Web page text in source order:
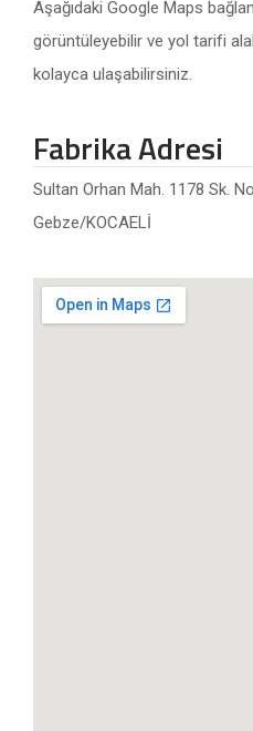
Aşağıdaki Google Maps
görüntüleyebilir ve yol tarifi
kolayca ulaşabilirsiniz.
Fabrika Adresi
Sultan Orhan Mah. 1178 Sk.
Gebze/KOCAELİ